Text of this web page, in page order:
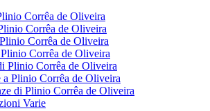
Corrêa de Oliveira
Corrêa de Oliveira
Corrêa de Oliveira
Corrêa de Oliveira
Plinio Corrêa de Oliveira
a Plinio Corrêa de Oliveira
di Plinio Corrêa de Oliveira
Varie